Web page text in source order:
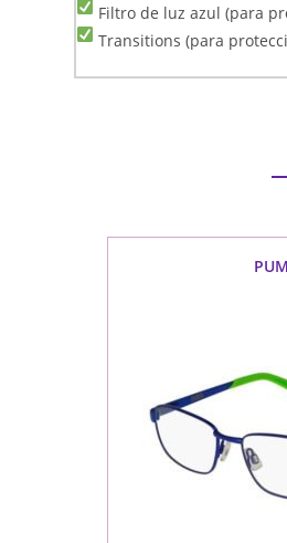
Filtro de luz azul (para
Transitions (para